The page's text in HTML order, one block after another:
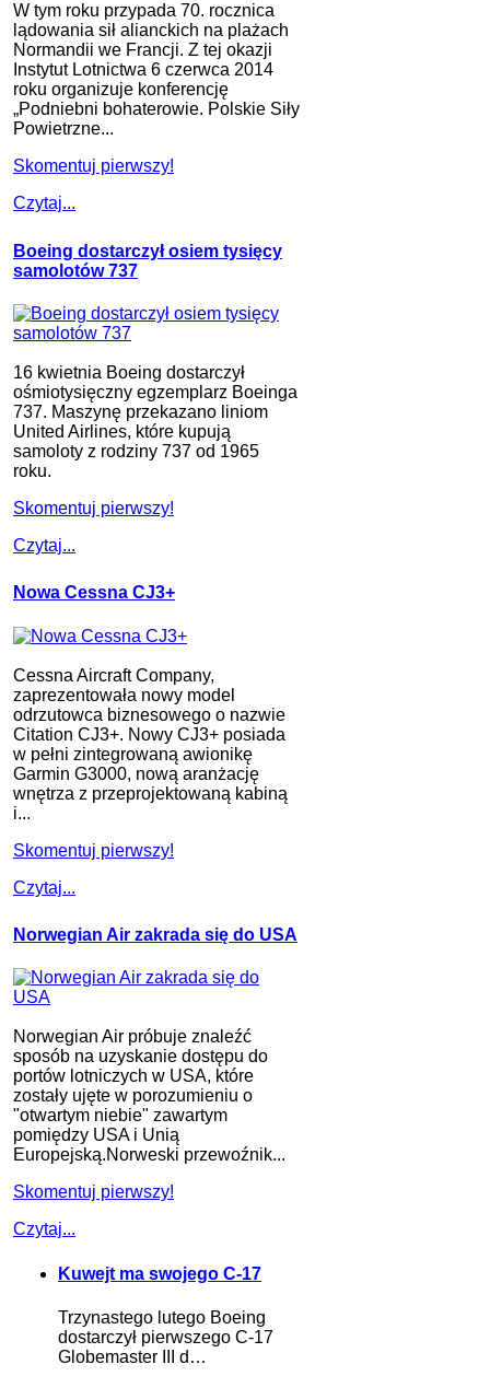
W tym roku przypada 70. rocznica
lądowania sił alianckich na plażach
Normandii we Francji. Z tej okazji
Instytut Lotnictwa 6 czerwca 2014
roku organizuje konferencję
„Podniebni bohaterowie. Polskie Siły
Powietrzne...
Skomentuj pierwszy!
Czytaj...
Boeing dostarczył osiem tysięcy
samolotów 737
16 kwietnia Boeing dostarczył
ośmiotysięczny egzemplarz Boeinga
737. Maszynę przekazano liniom
United Airlines, które kupują
samoloty z rodziny 737 od 1965
roku.
Skomentuj pierwszy!
Czytaj...
Nowa Cessna CJ3+
Cessna Aircraft Company,
zaprezentowała nowy model
odrzutowca biznesowego o nazwie
Citation CJ3+. Nowy CJ3+ posiada
w pełni zintegrowaną awionikę
Garmin G3000, nową aranżację
wnętrza z przeprojektowaną kabiną
i...
Skomentuj pierwszy!
Czytaj...
Norwegian Air zakrada się do USA
Norwegian Air próbuje znaleźć
sposób na uzyskanie dostępu do
portów lotniczych w USA, które
zostały ujęte w porozumieniu o
"otwartym niebie" zawartym
pomiędzy USA i Unią
Europejską.Norweski przewoźnik...
Skomentuj pierwszy!
Czytaj...
Kuwejt ma swojego C-17
Trzynastego lutego Boeing
dostarczył pierwszego C-17
Globemaster III d…